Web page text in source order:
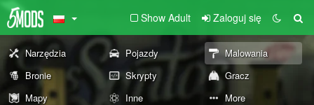
Show Adult Zaloguj się
Narzędzia Pojazdy
Malowania
Bronie
Skrypty
Gracz
Mapy
Inne More